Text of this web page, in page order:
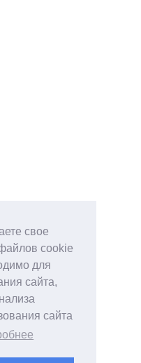
свое
cookie
для
сайта,
сайта